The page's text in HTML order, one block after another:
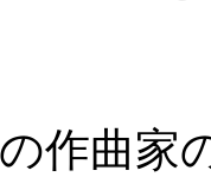
作曲家